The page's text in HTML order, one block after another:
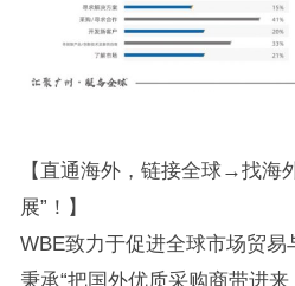
【直通海外，链接全球→找海
展”！】
WBE致力于促进全球市场贸
秉承“把国外优质采购商带进